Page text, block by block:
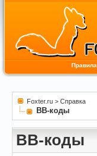
Правила
Foxter.ru > Справка
BB-коды
BB-коды